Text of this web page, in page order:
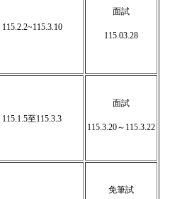
115.2.2~115.3.10
面試
115.03.28
115.1.5至115.3.3
面試
115.3.20～115.3.22
免筆試